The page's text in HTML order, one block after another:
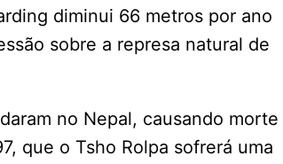
diminui 66 metros por ano
sobre a represa natural de
no Nepal, causando morte
que o Tsho Rolpa sofrerá uma